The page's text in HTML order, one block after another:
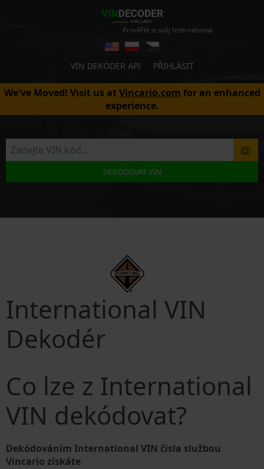
Prověřte si svůj International
VIN DEKÓDER API PŘIHLÁSIT
We've Moved! Visit us atVincario.com for an enhanced
experience.
DEKÓDOVAT VIN
International VIN
Dekodér
Co lze z International
VIN dekódovat?
Dekódováním International VIN čísla službou
Vincario získáte